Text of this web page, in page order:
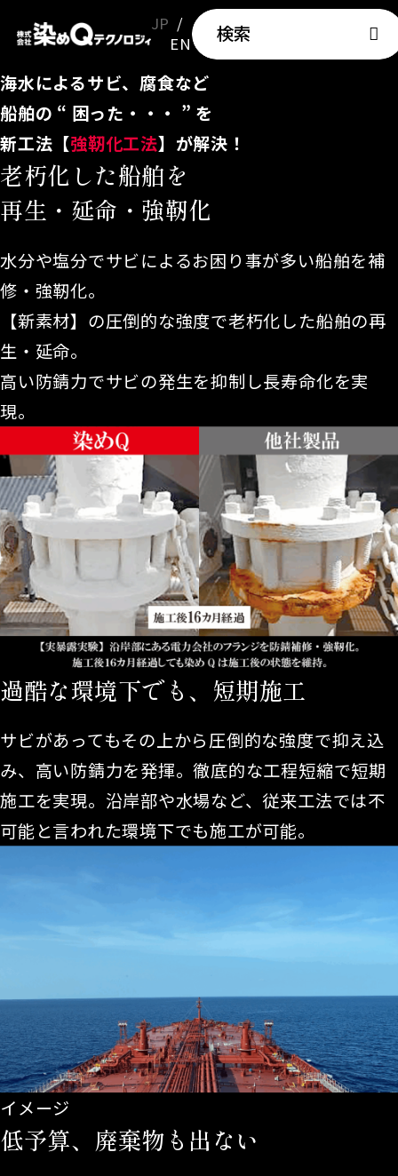
JP
EN
検索
海水によるサビ、腐食など
船舶の “ 困った・・・ ” を
新工法【強靭化工法】が解決！
老朽化した船舶を
再生・延命・強靭化
水分や塩分でサビによるお困り事が多い船舶を補
修・強靭化。
【新素材】の圧倒的な強度で老朽化した船舶の再
生・延命。
高い防錆力でサビの発生を抑制し長寿命化を実
現。
過酷な環境下でも、短期施工
サビがあってもその上から圧倒的な強度で抑え込
み、高い防錆力を発揮。徹底的な工程短縮で短期
施工を実現。沿岸部や水場など、従来工法では不
可能と言われた環境下でも施工が可能。
イメージ
低予算、廃棄物も出ない